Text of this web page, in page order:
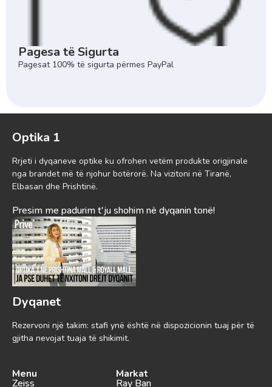
Pagesa të Sigurta
Pagesat 100% të sigurta përmes PayPal
Optika 1
Rrjeti i dyqaneve optike ku ofrohen vetëm produkte origjinale
nga brandet më të njohur botërorë. Na vizitoni në Tiranë,
Elbasan dhe Prishtinë.
Presim me padurim t'ju shohim në dyqanin tonë!
Dyqanet
Rezervoni një takim: stafi ynë është në dispozicionin tuaj për të
gjitha nevojat tuaja të shikimit.
Menu
Zeiss
Markat
Ray Ban